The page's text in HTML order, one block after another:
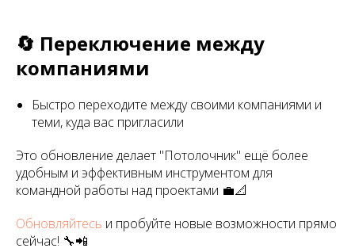
🔄 Переключение между
компаниями
Быстро переходите между своими компаниями и
теми, куда вас пригласили
Это обновление делает "Потолочник" ещё более
удобным и эффективным инструментом для
командной работы над проектами 💼📐
Обновляйтесь и пробуйте новые возможности прямо
сейчас! 🔧📲